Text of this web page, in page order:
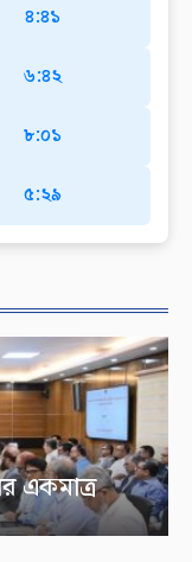
৪:৪১
৬:৪২
৮:০১
৫:২৯
একমাত্র